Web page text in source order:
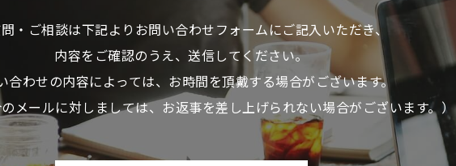
・ご相談は下記よりお問い合わせフォームにご記入いただき、
内容をご確認のうえ、送信してください。
合わせの内容によっては、お時間を頂戴する場合がございます。
メールに対しましては、お返事を差し上げられない場合がございます。）